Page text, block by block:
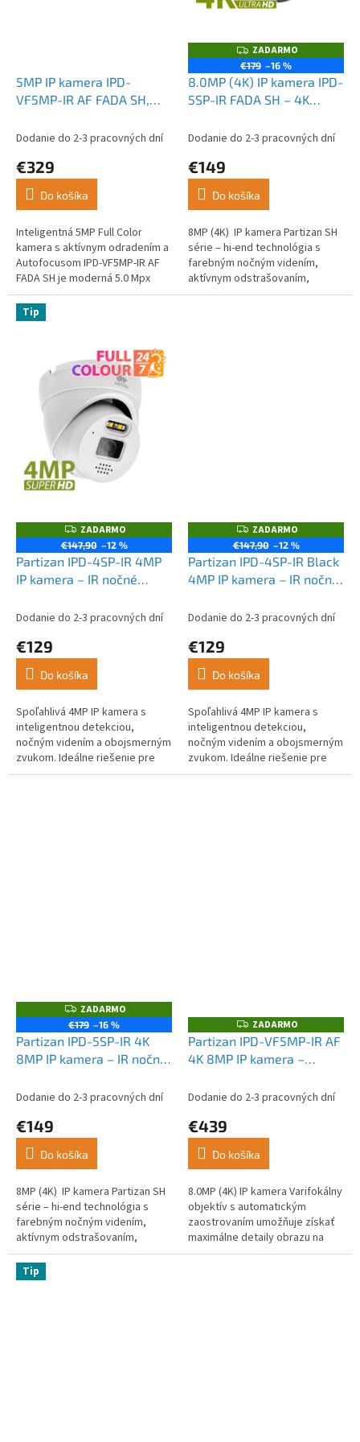
5MP IP kamera IPD-
VF5MP-IR AF FADA SH,
Autofocus, Color 24/7
Dodanie do 2-3 pracovných dní
€329
Do košíka
Inteligentná 5MP Full Color
kamera s aktívnym odradením a
Autofocusom IPD-VF5MP-IR AF
FADA SH je moderná 5.0 Mpx
kopulová...
Z
A
D
A
R
M
ZADARMO
€179 –16 %
8.0MP (4K) IP kamera IPD-
5SP-IR FADA SH – 4K
videnie, čierna
Dodanie do 2-3 pracovných dní
€149
Do košíka
8MP (4K) IP kamera Partizan SH
série – hi-end technológia s
farebným nočným videním,
aktívnym odstrašovaním,
sirénou a...
Tip
Z
A
D
A
M
ZADARMO
€147,90 –12 %
Partizan IPD-4SP-IR 4MP
IP kamera – IR nočné
FADA SH
Dodanie do 2-3 pracovných dní
€129
Do košíka
Spoľahlivá 4MP IP kamera s
inteligentnou detekciou,
nočným videním a obojsmerným
zvukom. Ideálne riešenie pre
ochranu domu,...
Z
A
D
A
M
ZADARMO
€147,90 –12 %
Partizan IPD-4SP-IR Black
4MP IP kamera – IR nočné
Dodanie do 2-3 pracovných dní
€129
Do košíka
Spoľahlivá 4MP IP kamera s
inteligentnou detekciou,
nočným videním a obojsmerným
zvukom. Ideálne riešenie pre
ochranu domu,...
Z
A
D
A
M
ZADARMO
€179 –16 %
Partizan IPD-5SP-IR 4K
8MP IP kamera – IR nočné
FADA SH
Dodanie do 2-3 pracovných dní
€149
Do košíka
8MP (4K) IP kamera Partizan SH
série – hi-end technológia s
farebným nočným videním,
aktívnym odstrašovaním,
sirénou a...
Z
A
D
A
O
ZADARMO
Partizan IPD-VF5MP-IR AF
4K 8MP IP kamera –
nočné videnie, vstavaná
Dodanie do 2-3 pracovných dní
€439
Do košíka
8.0MP (4K) IP kamera Varifokálny
objektív s automatickým
zaostrovaním umožňuje získať
maximálne detaily obrazu na
rôzne...
Tip